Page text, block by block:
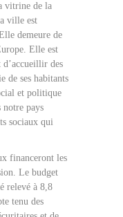
vitrine de la
ville est
demeure de
Elle est
d’accueillir des
de ses habitants
et politique
notre pays
sociaux qui
financeront les
Le budget
relevé à 8,8
tenu des